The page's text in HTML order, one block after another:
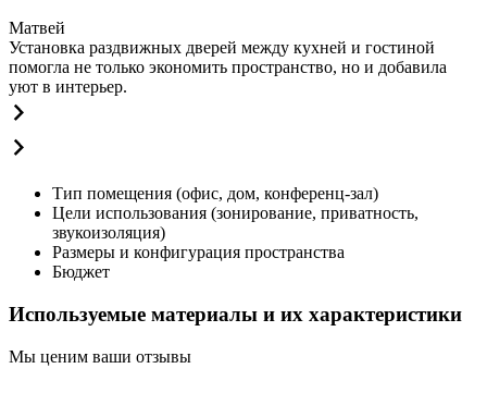
Матвей
Установка раздвижных дверей между кухней и гостиной
помогла не только экономить пространство, но и добавила
уют в интерьер.
Тип помещения (офис, дом, конференц-зал)
Цели использования (зонирование, приватность,
звукоизоляция)
Размеры и конфигурация пространства
Бюджет
Используемые материалы и их характеристики
Мы ценим ваши отзывы